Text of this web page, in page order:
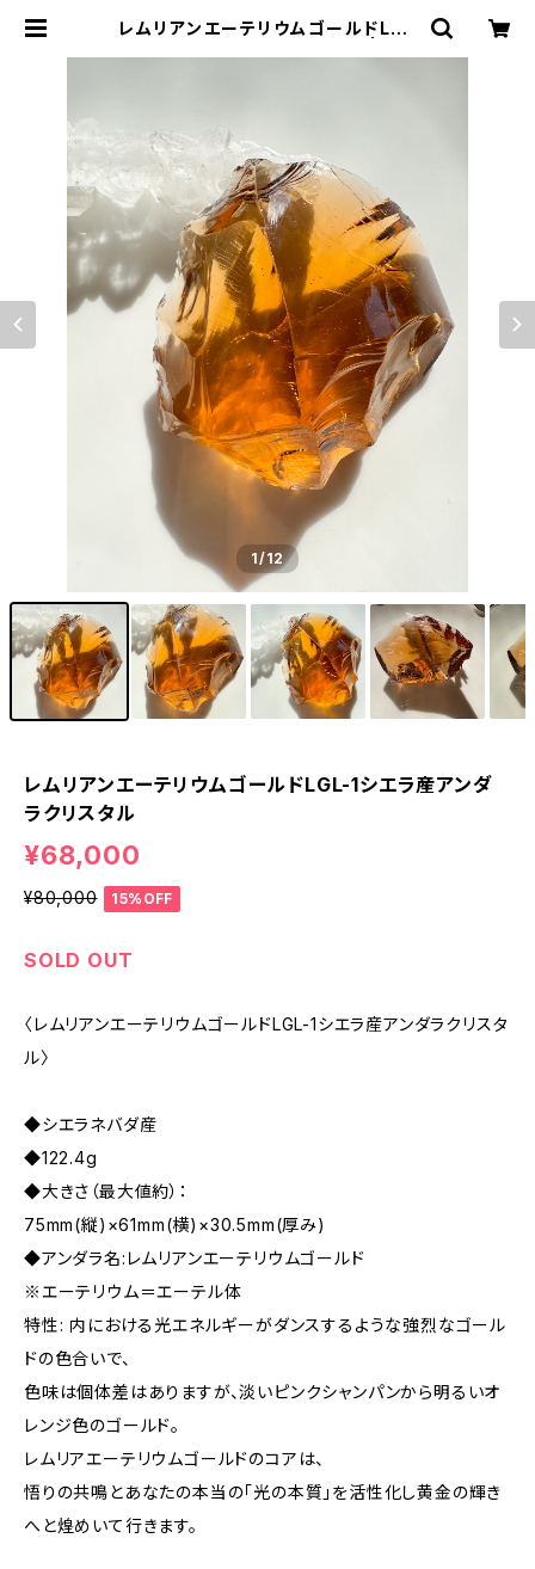
レムリアンエーテリウムゴールドLGL
1/12
レムリアンエーテリウムゴールドLGL-1シエラ産アンダ
ラクリスタル
¥68,000
¥80,000 15%OFF
SOLD OUT
〈レムリアンエーテリウムゴールドLGL-1シエラ産アンダラクリスタ
ル〉
◆シエラネバダ産
◆122.4g
◆大きさ（最大値約）：
75mm(縦)×61mm(横)×30.5mm(厚み)
◆アンダラ名:レムリアンエーテリウムゴールド
※エーテリウム＝エーテル体
特性: 内における光エネルギーがダンスするような強烈なゴール
ドの色合いで、
色味は個体差はありますが、淡いピンクシャンパンから明るいオ
レンジ色のゴールド。
レムリアエーテリウムゴールドのコアは、
悟りの共鳴とあなたの本当の「光の本質」を活性化し黄金の輝き
へと煌めいて行きます。